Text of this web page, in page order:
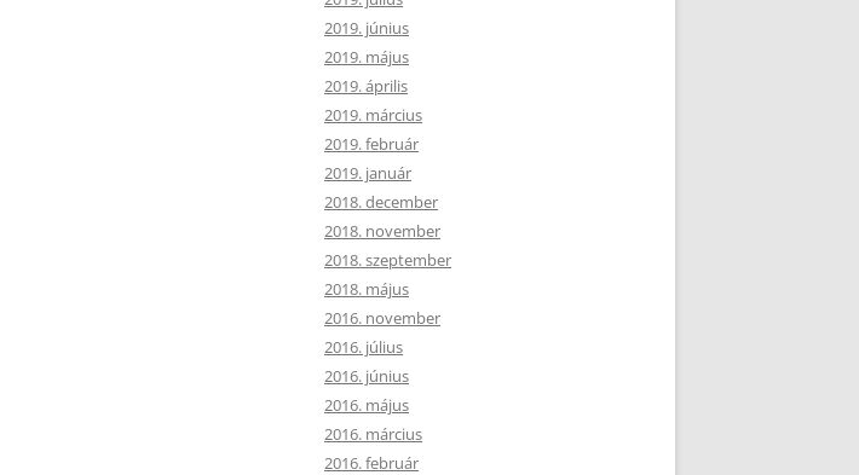
2019. június
2019. május
2019. április
2019. március
2019. február
2019. január
2018. december
2018. november
2018. szeptember
2018. május
2016. november
2016. július
2016. június
2016. május
2016. március
2016. február